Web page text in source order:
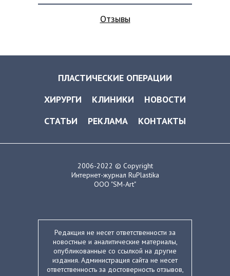
Отзывы
ПЛАСТИЧЕСКИЕ ОПЕРАЦИИ
ХИРУРГИ
КЛИНИКИ
НОВОСТИ
СТАТЬИ
РЕКЛАМА КОНТАКТЫ
2006-2022 © Copyright
Интернет-журнал RuPlastika
ООО "SM-Art"
Редакция не несет ответственности за
новостные и аналитические материалы,
опубликованные со ссылкой на другие
издания. Администрация сайта не несет
ответственность за достоверность отзывов,